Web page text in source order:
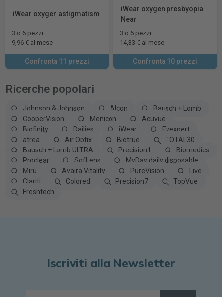
iWear oxygen astigmatism
3 o 6 pezzi
9,96 € al mese
Confronta 11 prezzi
iWear oxygen presbyopia
Near
3 o 6 pezzi
14,33 € al mese
Confronta 10 prezzi
Ricerche popolari
Johnson & Johnson Alcon
Bausch + Lomb
CooperVision
Menicon
Acuvue
Biofinity
Dailies iWear
Eyexpert
atrea
Air Optix Biotrue
TOTAL30
Bausch + Lomb ULTRA
Precision1
Biomedics
Proclear
SofLens
MyDay daily disposable
Miru
Avaira Vitality PureVision
Live
Clariti
Colored Precision7
TopVue
Freshtech
Iscriviti alla Newsletter